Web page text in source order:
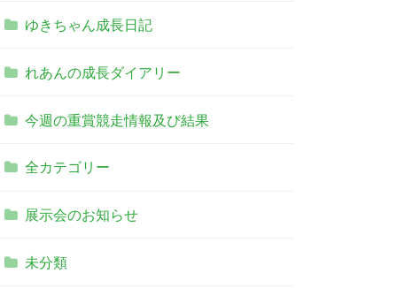
ゆきちゃん成長日記
れあんの成長ダイアリー
今週の重賞競走情報及び結果
全カテゴリー
展示会のお知らせ
未分類